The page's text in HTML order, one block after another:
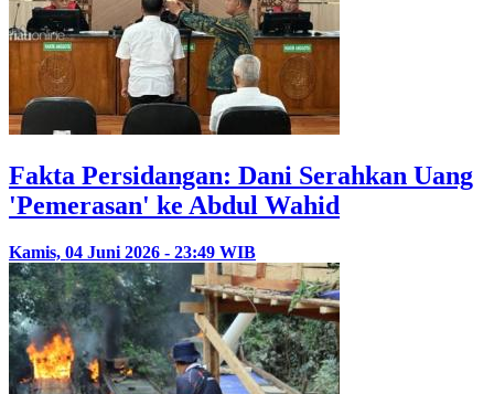
Fakta Persidangan: Dani Serahkan Uang
'Pemerasan' ke Abdul Wahid
Kamis, 04 Juni 2026 - 23:49 WIB